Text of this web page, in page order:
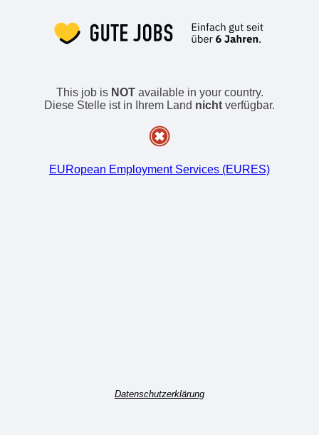
This job is NOTavailable in your country.
Diese Stelle ist in Ihrem Land nicht verfügbar.
EURopean Employment Services (EURES)
Datenschutzerklärung